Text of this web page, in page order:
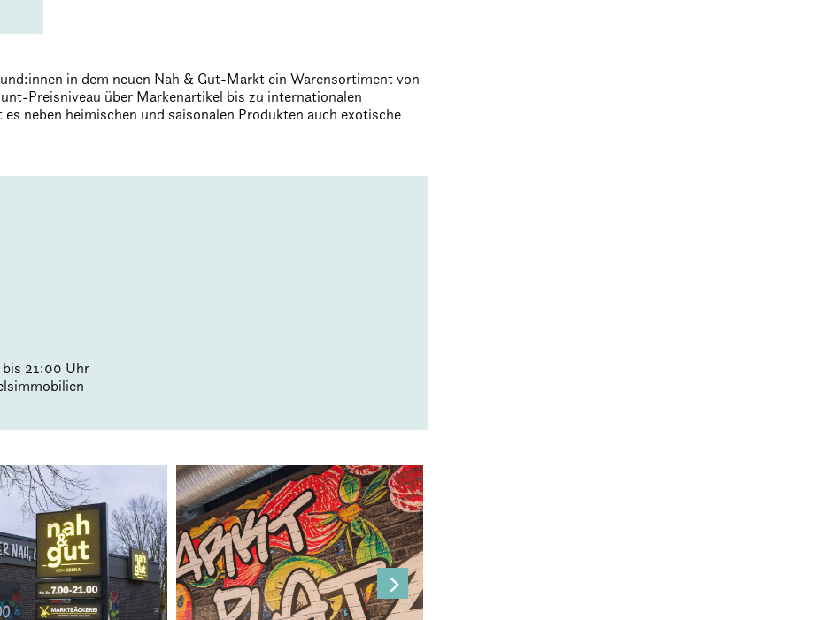
in dem neuen Nah & Gut-Markt ein Warensortiment von
Preisniveau über Markenartikel bis zu internationalen
neben heimischen und saisonalen Produkten auch exotische
21:00 Uhr